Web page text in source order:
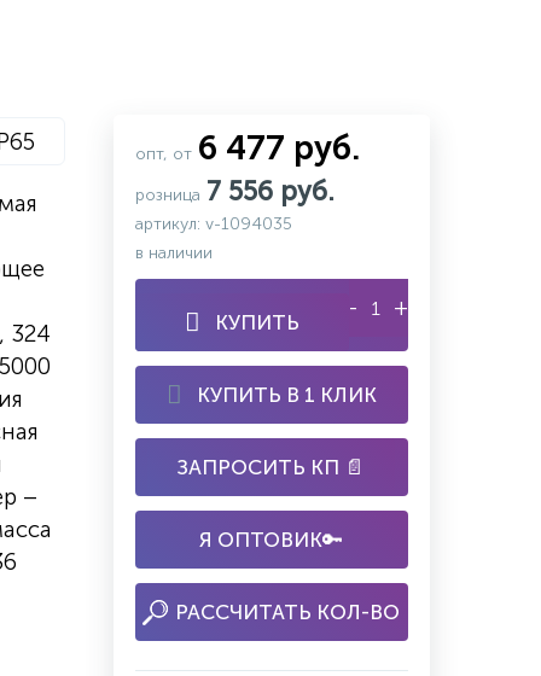
324
–
опт, от 6 477 руб.
розница 7 556 руб.
артикул: v-1094035
в наличии
КУПИТЬ
- +
КУПИТЬ В 1 КЛИК
ЗАПРОСИТЬ КП 📄
Я ОПТОВИК🔑
РАССЧИТАТЬ КОЛ-ВО